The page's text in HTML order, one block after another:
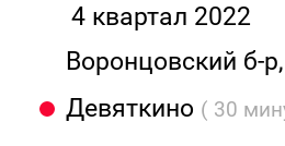
4 квартал 2022
Воронцовский б-
Девяткино ( 30